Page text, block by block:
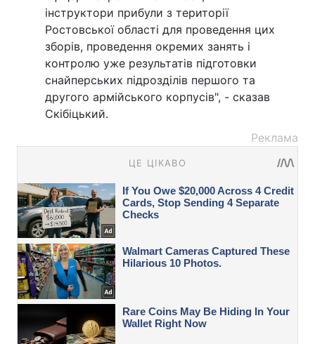
інструктори прибули з території
Ростовської області для проведення цих
зборів, проведення окремих занять і
контролю уже результатів підготовки
снайперських підрозділів першого та
другого армійського корпусів", - сказав
Скібіцький.
Реклама